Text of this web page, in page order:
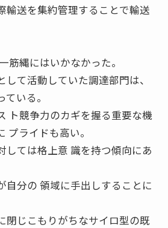
輸送を集約管理することで輸送
筋縄にはいかなかった。
て活動していた調達部門は、
いる。
ト競争力のカギを握る重要な機
プライドも高い。
しては格上意 識を持つ傾向にあ
自分の 領域に手出しすることに
じこもりがちなサイロ型の既